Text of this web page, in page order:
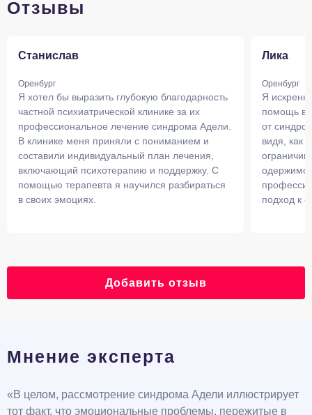
Отзывы
Станислав
Оренбург
Я хотел бы выразить глубокую благодарность
частной психиатрической клинике за их
профессиональное лечение синдрома Адели.
В клинике меня приняли с пониманием и
составили индивидуальный план лечения,
включающий психотерапию и поддержку. С
помощью терапевта я научился разбираться
в своих эмоциях.
Лика
Оренбург
Я
помощь в
от
видя, как
подход к
Добавить отзыв
Мнение эксперта
«В целом, рассмотрение синдрома Адели иллюстрирует
тот факт, что эмоциональные проблемы, пережитые в